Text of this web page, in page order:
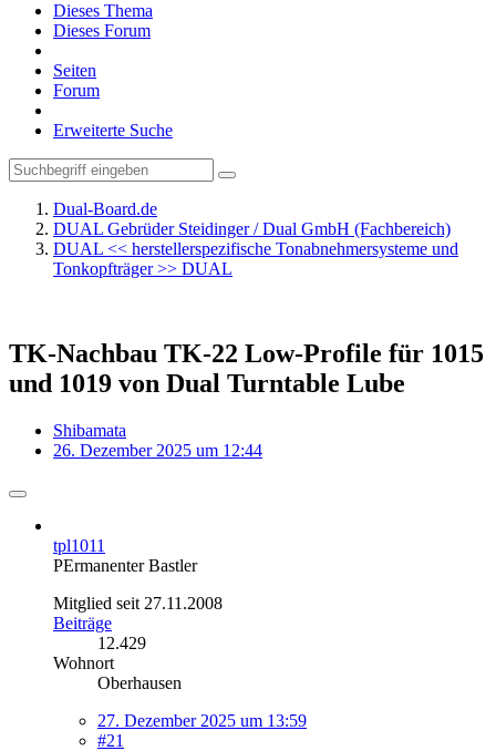
Dieses Thema
Dieses Forum
Seiten
Forum
Erweiterte Suche
Dual-Board.de
DUAL Gebrüder Steidinger / Dual GmbH (Fachbereich)
DUAL << herstellerspezifische Tonabnehmersysteme und
Tonkopfträger >> DUAL
TK-Nachbau TK-22 Low-Profile für 1015
und 1019 von Dual Turntable Lube
Shibamata
26. Dezember 2025 um 12:44
tpl1011
PErmanenter Bastler
Mitglied seit 27.11.2008
Beiträge
12.429
Wohnort
Oberhausen
27. Dezember 2025 um 13:59
#21